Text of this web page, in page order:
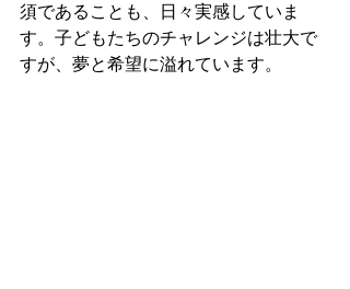
須であることも、日々実感していま
す。子どもたちのチャレンジは壮大で
すが、夢と希望に溢れています。